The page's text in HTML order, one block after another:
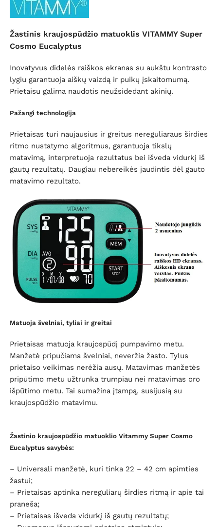
Žastinis kraujospūdžio matuoklis VITAMMY Super
Cosmo Eucalyptus
Inovatyvus didelės raiškos ekranas su aukštu kontrasto
lygiu garantuoja aiškų vaizdą ir puikų įskaitomumą.
Prietaisu galima naudotis neužsidedant akinių.
Pažangi technologija
Prietaisas turi naujausius ir greitus nereguliaraus širdies
ritmo nustatymo algoritmus, garantuoja tikslų
matavimą, interpretuoja rezultatus bei išveda vidurkį iš
gautų rezultatų. Daugiau nebereikės jaudintis dėl gauto
matavimo rezultato.
Matuoja švelniai, tyliai ir greitai
Prietaisas matuoja kraujospūdį pumpavimo metu.
Manžetė pripučiama švelniai, neveržia žasto. Tylus
prietaiso veikimas nerėžia ausų. Matavimas manžetės
pripūtimo metu užtrunka trumpiau nei matavimas oro
išpūtimo metu. Tai sumažina įtampą, susijusią su
kraujospūdžio matavimu.
Žastinio kraujospūdžio matuoklio Vitammy Super Cosmo
Eucalyptus savybės:
– Universali manžetė, kuri tinka 22 – 42 cm apimties
žastui;
– Prietaisas aptinka nereguliarų širdies ritmą ir apie tai
praneša;
– Prietaisas išveda vidurkį iš gautų rezultatų;